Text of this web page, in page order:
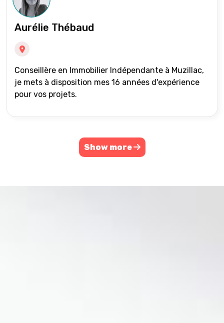
Aurélie Thébaud
Conseillère en Immobilier Indépendante à Muzillac,
je mets à disposition mes 16 années d'expérience
pour vos projets.
Show more